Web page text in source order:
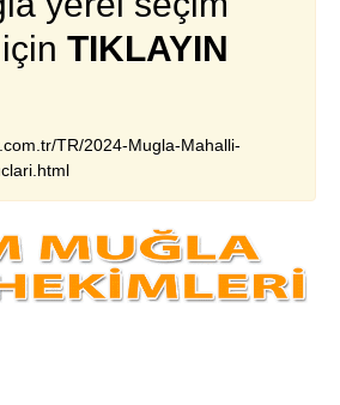
TIKLAYIN
TR/2024-Mugla-Mahalli-